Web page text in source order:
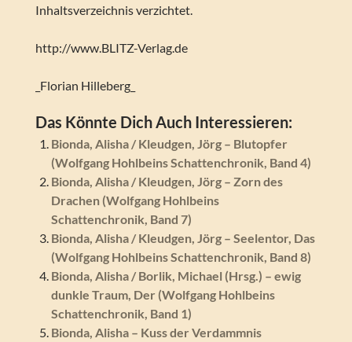
Inhaltsverzeichnis verzichtet.
http://www.BLITZ-Verlag.de
_Florian Hilleberg_
Das Könnte Dich Auch Interessieren:
Bionda, Alisha / Kleudgen, Jörg – Blutopfer
(Wolfgang Hohlbeins Schattenchronik, Band 4)
Bionda, Alisha / Kleudgen, Jörg – Zorn des
Drachen (Wolfgang Hohlbeins
Schattenchronik, Band 7)
Bionda, Alisha / Kleudgen, Jörg – Seelentor, Das
(Wolfgang Hohlbeins Schattenchronik, Band 8)
Bionda, Alisha / Borlik, Michael (Hrsg.) – ewig
dunkle Traum, Der (Wolfgang Hohlbeins
Schattenchronik, Band 1)
Bionda, Alisha – Kuss der Verdammnis